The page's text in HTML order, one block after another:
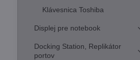
Klávesnica Toshiba
Displej pre notebook
Docking Station, Replikátor
portov